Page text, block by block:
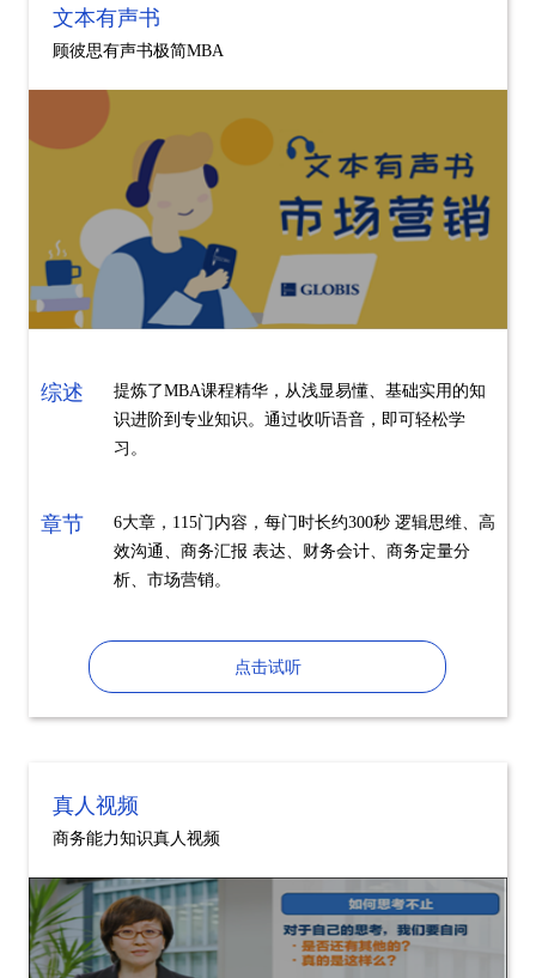
文本有声书
顾彼思有声书极简MBA
综述
提炼了MBA课程精华，从浅显易懂、基础实用的知
识进阶到专业知识。通过收听语音，即可轻松学
习。
章节
6大章，115门内容，每门时长约300秒 逻辑思维、高
效沟通、商务汇报 表达、财务会计、商务定量分
析、市场营销。
点击试听
真人视频
商务能力知识真人视频